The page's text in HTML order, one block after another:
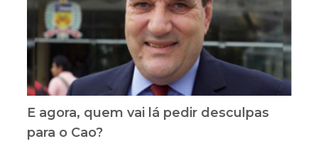
E agora, quem vai lá pedir desculpas
para o Cao?